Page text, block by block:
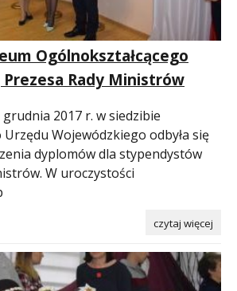
Ogólnokształcącego
Rady Ministrów
2017 r. w siedzibie
Wojewódzkiego odbyła się
dyplomów dla stypendystów
W uroczystości
czytaj więcej